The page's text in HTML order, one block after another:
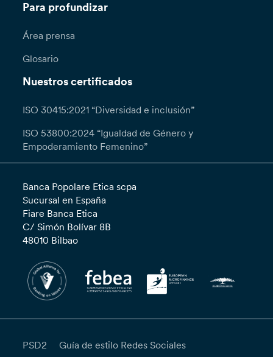
Para profundizar
Área prensa
Glosario
Nuestros certificados
ISO 30415:2021 “Diversidad e inclusión”
ISO 53800:2024 “Igualdad de Género y
Empoderamiento Femenino”
Banca Popolare Etica scpa
Sucursal en España
Fiare Banca Etica
C/ Simón Bolívar 8B
48010 Bilbao
PSD2
Guía de estilo Redes Sociales